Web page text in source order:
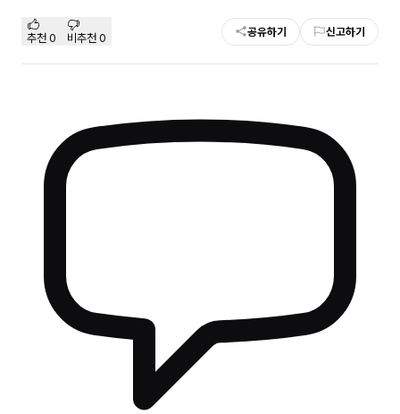
추천 0 비추천 0 공유하기 신고하기